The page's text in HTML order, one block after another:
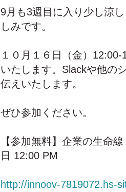
9月も3週目に入り少し涼
しみです。
１０月１６日（金）
いたします。Slackや他の
伝えいたします。
ぜひ参加ください。
【参加無料】企業の生命
日 12:00 PM
http://innoov-7819072.hs-